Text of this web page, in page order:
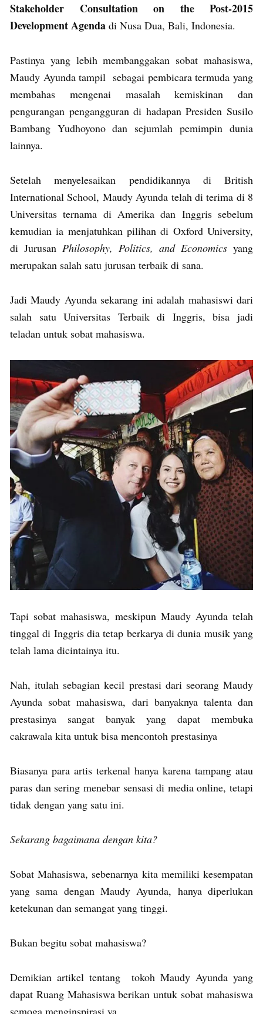
Stakeholder Consultation on the Post-2015
Development Agenda di Nusa Dua, Bali, Indonesia.
Pastinya yang lebih membanggakan sobat mahasiswa,
Maudy Ayunda tampil sebagai pembicara termuda yang
membahas mengenai masalah kemiskinan dan
pengurangan pengangguran di hadapan Presiden Susilo
Bambang Yudhoyono dan sejumlah pemimpin dunia
lainnya.
Setelah menyelesaikan pendidikannya di British
International School, Maudy Ayunda telah di terima di 8
Universitas ternama di Amerika dan Inggris sebelum
kemudian ia menjatuhkan pilihan di Oxford University,
di Jurusan Philosophy, Politics, and Economics yang
merupakan salah satu jurusan terbaik di sana.
Jadi Maudy Ayunda sekarang ini adalah mahasiswi dari
salah satu Universitas Terbaik di Inggris, bisa jadi
teladan untuk sobat mahasiswa.
Tapi sobat mahasiswa, meskipun Maudy Ayunda telah
tinggal di Inggris dia tetap berkarya di dunia musik yang
telah lama dicintainya itu.
Nah, itulah sebagian kecil prestasi dari seorang Maudy
Ayunda sobat mahasiswa, dari banyaknya talenta dan
prestasinya sangat banyak yang dapat membuka
cakrawala kita untuk bisa mencontoh prestasinya
Biasanya para artis terkenal hanya karena tampang atau
paras dan sering menebar sensasi di media online, tetapi
tidak dengan yang satu ini.
Sekarang bagaimana dengan kita?
Sobat Mahasiswa, sebenarnya kita memiliki kesempatan
yang sama dengan Maudy Ayunda, hanya diperlukan
ketekunan dan semangat yang tinggi.
Bukan begitu sobat mahasiswa?
Demikian artikel tentang tokoh Maudy Ayunda yang
dapat Ruang Mahasiswa berikan untuk sobat mahasiswa
semoga menginspirasi ya.